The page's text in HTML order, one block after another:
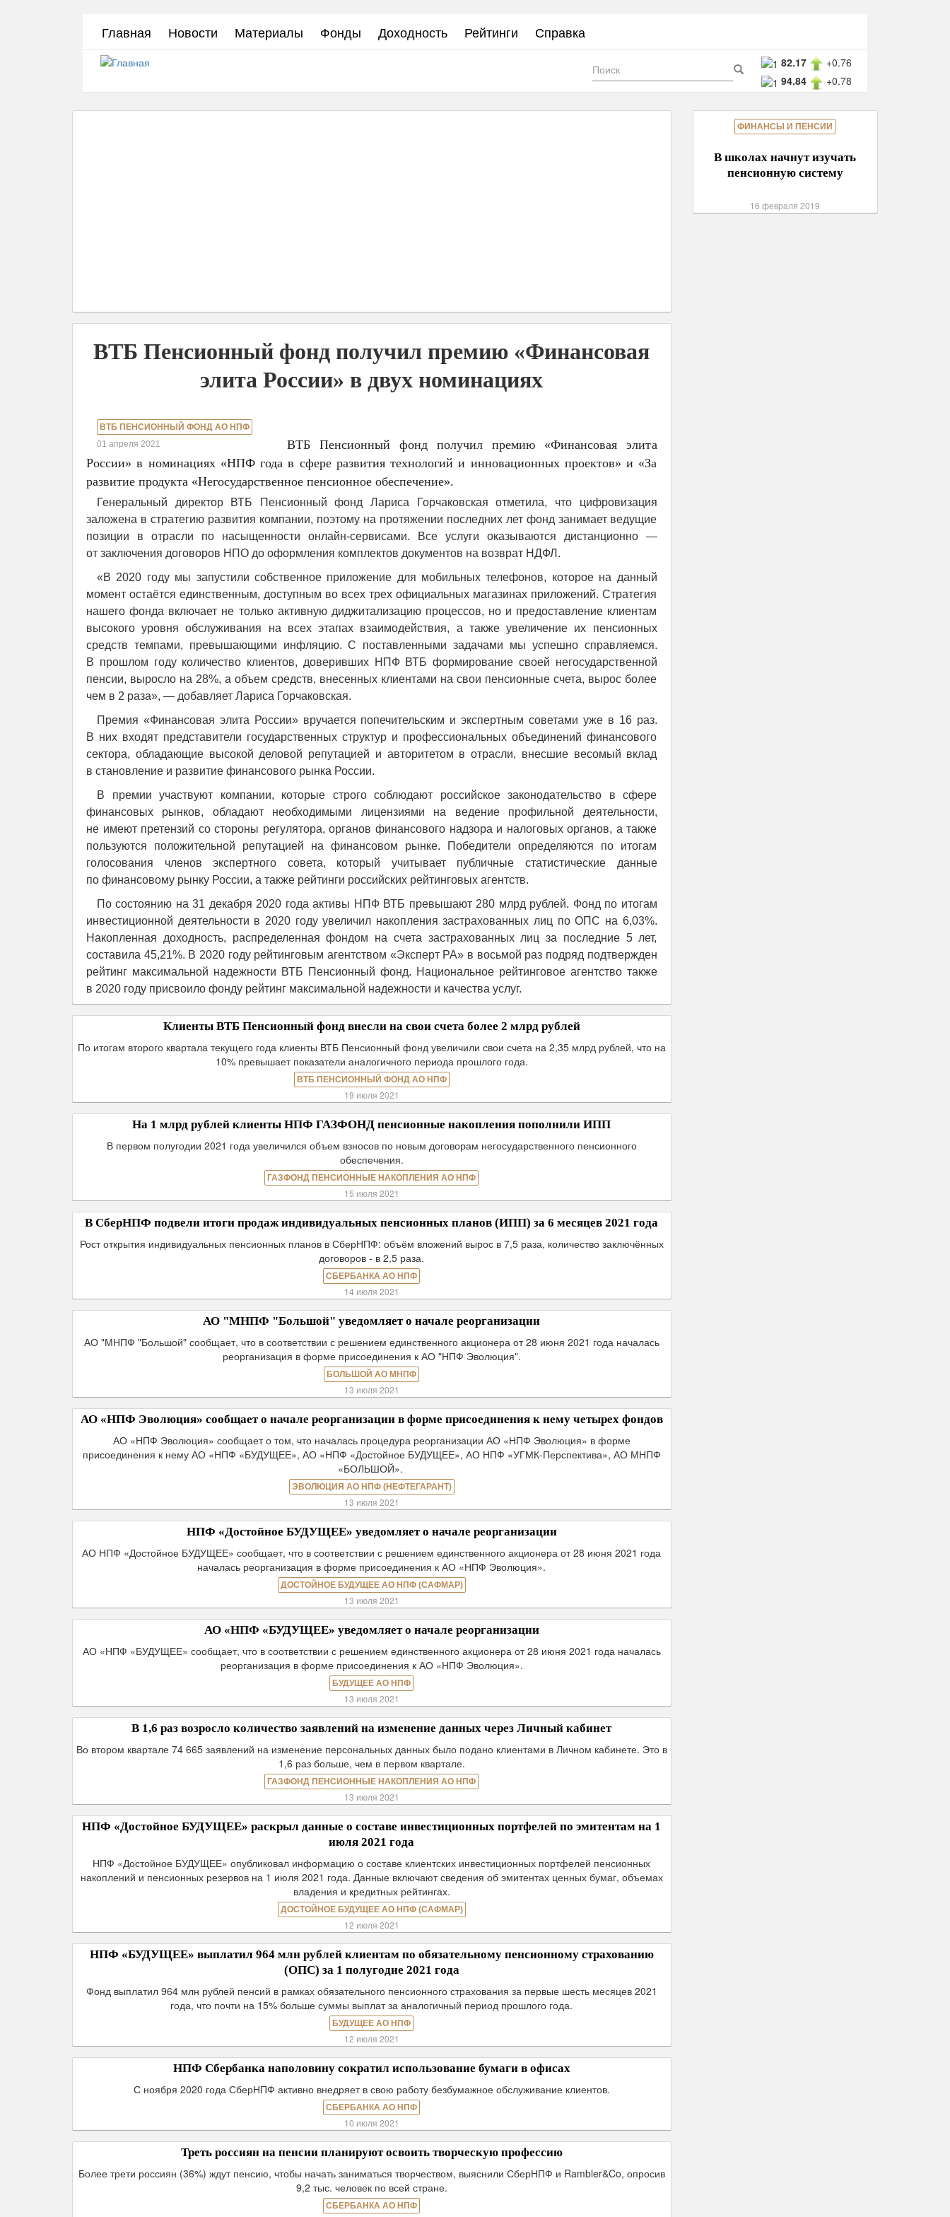
Главная Новости Материалы Фонды Доходность Рейтинги Справка
82.17
+0.76
94.84
+0.78
Форма
поиска Поиск
ВТБ Пенсионный фонд получил премию «Финансовая
элита России» в двух номинациях
ВТБ ПЕНСИОННЫЙ ФОНД АО НПФ
01 апреля 2021
ВТБ Пенсионный фонд получил премию «Финансовая элита
России» в номинациях «НПФ года в сфере развития технологий и инновационных проектов» и «За
развитие продукта «Негосударственное пенсионное обеспечение».
Генеральный директор ВТБ Пенсионный фонд Лариса Горчаковская отметила, что цифровизация
заложена в стратегию развития компании, поэтому на протяжении последних лет фонд занимает ведущие
позиции в отрасли по насыщенности онлайн-сервисами. Все услуги оказываются дистанционно —
от заключения договоров НПО до оформления комплектов документов на возврат НДФЛ.
«В 2020 году мы запустили собственное приложение для мобильных телефонов, которое на данный
момент остаётся единственным, доступным во всех трех официальных магазинах приложений. Стратегия
нашего фонда включает не только активную диджитализацию процессов, но и предоставление клиентам
высокого уровня обслуживания на всех этапах взаимодействия, а также увеличение их пенсионных
средств темпами, превышающими инфляцию. С поставленными задачами мы успешно справляемся.
В прошлом году количество клиентов, доверивших НПФ ВТБ формирование своей негосударственной
пенсии, выросло на 28%, а объем средств, внесенных клиентами на свои пенсионные счета, вырос более
чем в 2 раза», — добавляет Лариса Горчаковская.
Премия «Финансовая элита России» вручается попечительским и экспертным советами уже в 16 раз.
В них входят представители государственных структур и профессиональных объединений финансового
сектора, обладающие высокой деловой репутацией и авторитетом в отрасли, внесшие весомый вклад
в становление и развитие финансового рынка России.
В премии участвуют компании, которые строго соблюдают российское законодательство в сфере
финансовых рынков, обладают необходимыми лицензиями на ведение профильной деятельности,
не имеют претензий со стороны регулятора, органов финансового надзора и налоговых органов, а также
пользуются положительной репутацией на финансовом рынке. Победители определяются по итогам
голосования членов экспертного совета, который учитывает публичные статистические данные
по финансовому рынку России, а также рейтинги российских рейтинговых агентств.
По состоянию на 31 декабря 2020 года активы НПФ ВТБ превышают 280 млрд рублей. Фонд по итогам
инвестиционной деятельности в 2020 году увеличил накопления застрахованных лиц по ОПС на 6,03%.
Накопленная доходность, распределенная фондом на счета застрахованных лиц за последние 5 лет,
составила 45,21%. В 2020 году рейтинговым агентством «Эксперт РА» в восьмой раз подряд подтвержден
рейтинг максимальной надежности ВТБ Пенсионный фонд. Национальное рейтинговое агентство также
в 2020 году присвоило фонду рейтинг максимальной надежности и качества услуг.
Клиенты ВТБ Пенсионный фонд внесли на свои счета более 2 млрд рублей
По итогам второго квартала текущего года клиенты ВТБ Пенсионный фонд увеличили свои счета на 2,35 млрд рублей, что на
10% превышает показатели аналогичного периода прошлого года.
ВТБ ПЕНСИОННЫЙ ФОНД АО НПФ
19 июля 2021
На 1 млрд рублей клиенты НПФ ГАЗФОНД пенсионные накопления пополнили ИПП
В первом полугодии 2021 года увеличился объем взносов по новым договорам негосударственного пенсионного
обеспечения.
ГАЗФОНД ПЕНСИОННЫЕ НАКОПЛЕНИЯ АО НПФ
15 июля 2021
В СберНПФ подвели итоги продаж индивидуальных пенсионных планов (ИПП) за 6 месяцев 2021 года
Рост открытия индивидуальных пенсионных планов в СберНПФ: объём вложений вырос в 7,5 раза, количество заключённых
договоров - в 2,5 раза.
СБЕРБАНКА АО НПФ
14 июля 2021
АО "МНПФ "Большой" уведомляет о начале реорганизации
АО "МНПФ "Большой" сообщает, что в соответствии с решением единственного акционера от 28 июня 2021 года началась
реорганизация в форме присоединения к АО "НПФ Эволюция".
БОЛЬШОЙ АО МНПФ
13 июля 2021
АО «НПФ Эволюция» сообщает о начале реорганизации в форме присоединения к нему четырех фондов
АО «НПФ Эволюция» сообщает о том, что началась процедура реорганизации АО «НПФ Эволюция» в форме
присоединения к нему АО «НПФ «БУДУЩЕЕ», АО «НПФ «Достойное БУДУЩЕЕ», АО НПФ «УГМК-Перспектива», АО МНПФ
«БОЛЬШОЙ».
ЭВОЛЮЦИЯ АО НПФ (НЕФТЕГАРАНТ)
13 июля 2021
НПФ «Достойное БУДУЩЕЕ» уведомляет о начале реорганизации
АО НПФ «Достойное БУДУЩЕЕ» сообщает, что в соответствии с решением единственного акционера от 28 июня 2021 года
началась реорганизация в форме присоединения к АО «НПФ Эволюция».
ДОСТОЙНОЕ БУДУЩЕЕ АО НПФ (САФМАР)
13 июля 2021
АО «НПФ «БУДУЩЕЕ» уведомляет о начале реорганизации
АО «НПФ «БУДУЩЕЕ» сообщает, что в соответствии с решением единственного акционера от 28 июня 2021 года началась
реорганизация в форме присоединения к АО «НПФ Эволюция».
БУДУЩЕЕ АО НПФ
13 июля 2021
В 1,6 раз возросло количество заявлений на изменение данных через Личный кабинет
Во втором квартале 74 665 заявлений на изменение персональных данных было подано клиентами в Личном кабинете. Это в
1,6 раз больше, чем в первом квартале.
ГАЗФОНД ПЕНСИОННЫЕ НАКОПЛЕНИЯ АО НПФ
13 июля 2021
НПФ «Достойное БУДУЩЕЕ» раскрыл данные о составе инвестиционных портфелей по эмитентам на 1
июля 2021 года
НПФ «Достойное БУДУЩЕЕ» опубликовал информацию о составе клиентских инвестиционных портфелей пенсионных
накоплений и пенсионных резервов на 1 июля 2021 года. Данные включают сведения об эмитентах ценных бумаг, объемах
владения и кредитных рейтингах.
ДОСТОЙНОЕ БУДУЩЕЕ АО НПФ (САФМАР)
12 июля 2021
НПФ «БУДУЩЕЕ» выплатил 964 млн рублей клиентам по обязательному пенсионному страхованию
(ОПС) за 1 полугодие 2021 года
Фонд выплатил 964 млн рублей пенсий в рамках обязательного пенсионного страхования за первые шесть месяцев 2021
года, что почти на 15% больше суммы выплат за аналогичный период прошлого года.
БУДУЩЕЕ АО НПФ
12 июля 2021
НПФ Сбербанка наполовину сократил использование бумаги в офисах
С ноября 2020 года СберНПФ активно внедряет в свою работу безбумажное обслуживание клиентов.
СБЕРБАНКА АО НПФ
10 июля 2021
Треть россиян на пенсии планируют освоить творческую профессию
Более трети россиян (36%) ждут пенсию, чтобы начать заниматься творчеством, выяснили СберНПФ и Rambler&Co, опросив
9,2 тыс. человек по всей стране.
СБЕРБАНКА АО НПФ
ФИНАНСЫ И ПЕНСИИ
В школах начнут изучать
пенсионную систему
16 февраля 2019